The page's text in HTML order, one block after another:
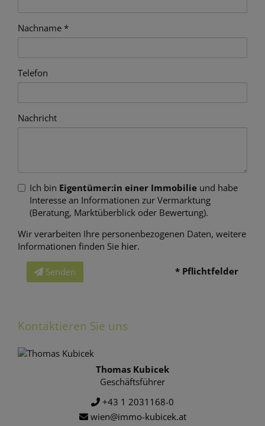
Nachname
Telefon
Nachricht
Ich bin Eigentümer:in einer Immobilie und habe
Interesse an Informationen zur Vermarktung
(Beratung, Marktüberblick oder Bewertung).
Wir verarbeiten Ihre personenbezogenen Daten, weitere
Informationen finden Sie hier.
Senden * Pflichtfelder
Kontaktieren Sie uns
Thomas Kubicek
Geschäftsführer
+43 1 2031168-0
wien@immo-kubicek.at